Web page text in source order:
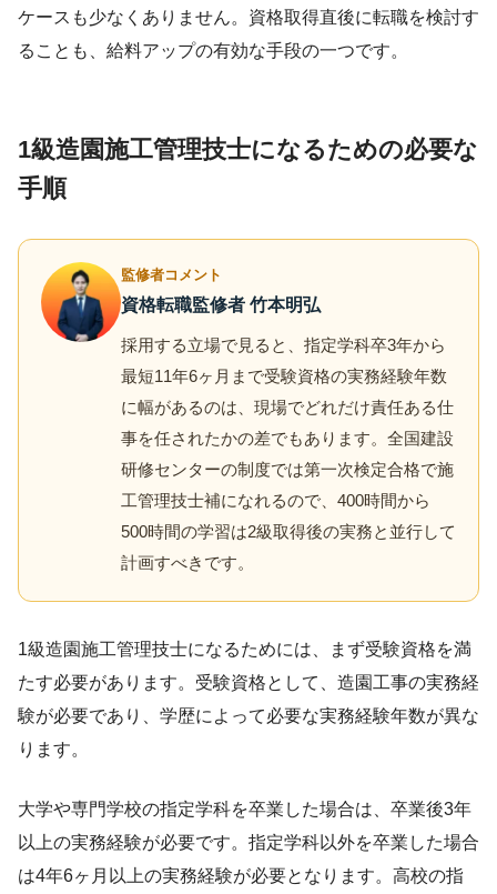
ケースも少なくありません。資格取得直後に転職を検討す
ることも、給料アップの有効な手段の一つです。
1級造園施工管理技士になるための必要な
手順
監修者コメント
資格転職監修者 竹本明弘
採用する立場で見ると、指定学科卒3年から
最短11年6ヶ月まで受験資格の実務経験年数
に幅があるのは、現場でどれだけ責任ある仕
事を任されたかの差でもあります。全国建設
研修センターの制度では第一次検定合格で施
工管理技士補になれるので、400時間から
500時間の学習は2級取得後の実務と並行して
計画すべきです。
1級造園施工管理技士になるためには、まず受験資格を満
たす必要があります。受験資格として、造園工事の実務経
験が必要であり、学歴によって必要な実務経験年数が異な
ります。
大学や専門学校の指定学科を卒業した場合は、卒業後3年
以上の実務経験が必要です。指定学科以外を卒業した場合
は4年6ヶ月以上の実務経験が必要となります。高校の指